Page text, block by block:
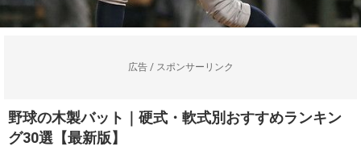
広告 / スポンサーリンク
野球の木製バット｜硬式・軟式別おすすめランキン
グ30選【最新版】